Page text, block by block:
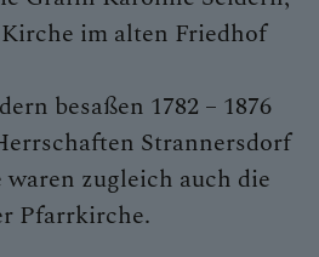
im alten Friedhof
besaßen 1782 – 1876
Strannersdorf
zugleich auch die
Pfarrkirche.